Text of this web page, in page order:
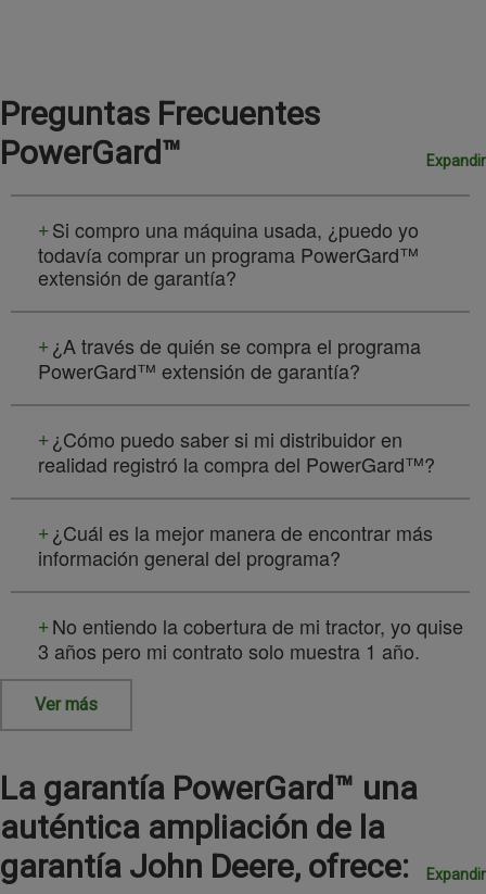
Preguntas Frecuentes
PowerGard™
Expandir
Si compro una máquina usada, ¿puedo yo
todavía comprar un programa PowerGard™
extensión de garantía?
¿A través de quién se compra el programa
PowerGard™ extensión de garantía?
¿Cómo puedo saber si mi distribuidor en
realidad registró la compra del PowerGard™?
¿Cuál es la mejor manera de encontrar más
información general del programa?
No entiendo la cobertura de mi tractor, yo quise
3 años pero mi contrato solo muestra 1 año.
Ver más
La garantía PowerGard™ una
auténtica ampliación de la
garantía John Deere, ofrece:
Expandir